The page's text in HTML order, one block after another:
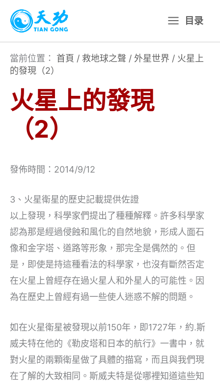
主
目录
當前位置： 首頁 / 救地球之聲 / 外星世界 / 火星上
的發現（2）
火星上的發現
（2）
發佈時間：2014/9/12
3、火星衛星的歷史記載提供佐證
以上發現，科學家們提出了種種解釋。許多科學家
認為那是經過侵蝕和風化的自然地貌，形成人面石
像和金字塔、道路等形象，那完全是偶然的。但
是，即使是持這種看法的科學家，也沒有斷然否定
在火星上曾經存在過火星人和外星人的可能性。因
為在歷史上曾經有過一些使人迷惑不解的問題。
如在火星衛星被發現以前150年，即1727年，約.斯
威夫特在他的《勒皮塔和日本的航行》一書中，就
對火星的兩顆衛星做了具體的描寫，而且與我們現
在了解的大致相同。斯威夫特是從哪裡知道這些知